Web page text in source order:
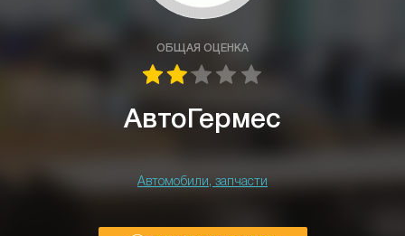
ОБЩАЯ ОЦЕНКА
АвтоГермес
Автомобили, запчасти